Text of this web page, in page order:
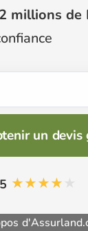
millions de
un devis